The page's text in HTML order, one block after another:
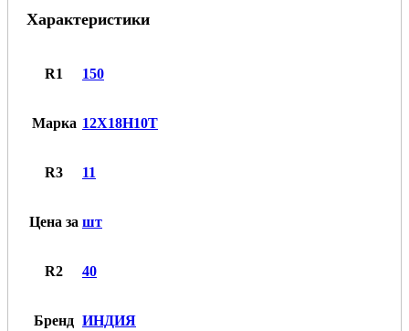
33259-
марка
Характеристики
R1 150
Марка 12Х18Н10Т
R3 11
Цена за шт
R2 40
Бренд ИНДИЯ